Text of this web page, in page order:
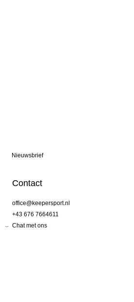
Nieuwsbrief
Contact
office@keepersport.nl
+43 676 7664611
Chat met ons